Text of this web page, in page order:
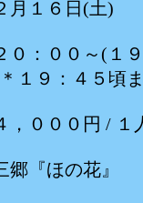
１６日(土)
：００～(１
４５頃まで
０００円 / １
『ほの花』